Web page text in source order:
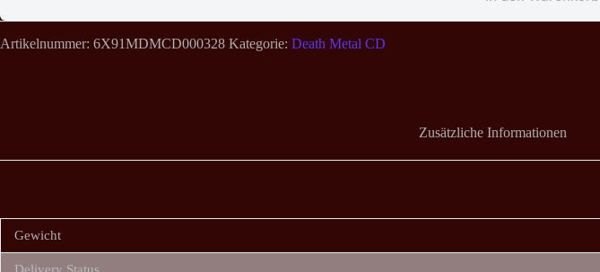
Artikelnummer: 6X91MDMCD000328 Kategorie: Death Metal CD
Zusätzliche Informationen
Gewicht